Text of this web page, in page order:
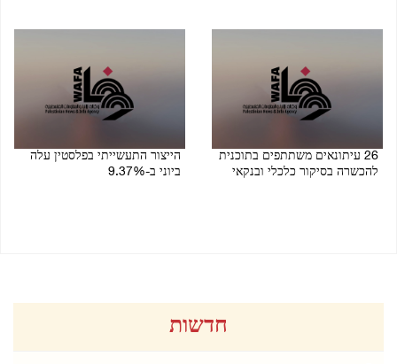
26 עיתונאים משתתפים בתוכנית
להכשרה בסיקור כלכלי ובנקאי
הייצור התעשייתי בפלסטין עלה
ביוני ב-9.37%
חדשות